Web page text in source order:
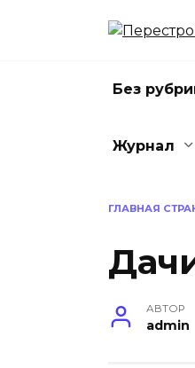
Без
Журнал
ГЛАВНАЯ
АВТОР
admin